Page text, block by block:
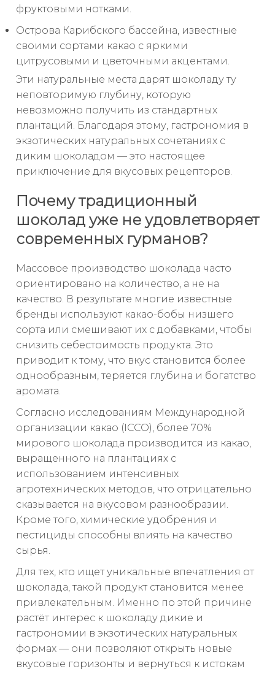
фруктовыми нотками.
Острова Карибского бассейна, известные
своими сортами какао с яркими
цитрусовыми и цветочными акцентами.
Эти натуральные места дарят шоколаду ту
неповторимую глубину, которую
невозможно получить из стандартных
плантаций. Благодаря этому, гастрономия в
экзотических натуральных сочетаниях с
диким шоколадом — это настоящее
приключение для вкусовых рецепторов.
Почему традиционный
шоколад уже не удовлетворяет
современных гурманов?
Массовое производство шоколада часто
ориентировано на количество, а не на
качество. В результате многие известные
бренды используют какао-бобы низшего
сорта или смешивают их с добавками, чтобы
снизить себестоимость продукта. Это
приводит к тому, что вкус становится более
однообразным, теряется глубина и богатство
аромата.
Согласно исследованиям Международной
организации какао (ICCO), более 70%
мирового шоколада производится из какао,
выращенного на плантациях с
использованием интенсивных
агротехнических методов, что отрицательно
сказывается на вкусовом разнообразии.
Кроме того, химические удобрения и
пестициды способны влиять на качество
сырья.
Для тех, кто ищет уникальные впечатления от
шоколада, такой продукт становится менее
привлекательным. Именно по этой причине
растёт интерес к шоколаду дикие и
гастрономии в экзотических натуральных
формах — они позволяют открыть новые
вкусовые горизонты и вернуться к истокам